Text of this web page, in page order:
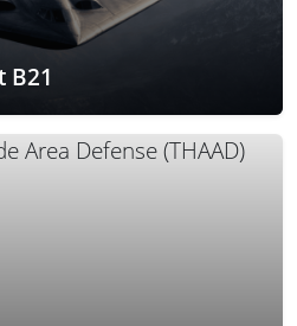
B21